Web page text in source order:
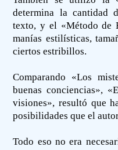
determina la cantidad
texto, y el «Método de
manías estilísticas,
ciertos estribillos.
Comparando «Los
buenas conciencias»,
visiones», resultó que
posibilidades que el
Todo eso no era